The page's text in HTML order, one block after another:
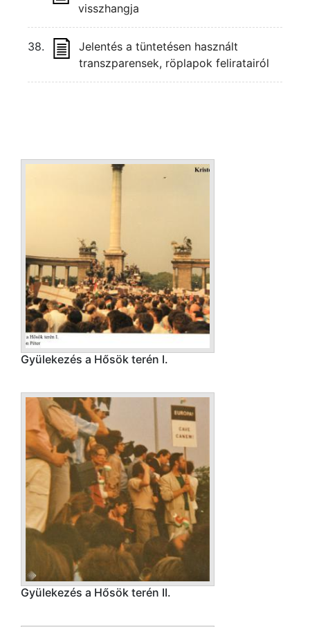
visszhangja
38.
Jelentés a tüntetésen használt
transzparensek, röplapok feliratairól
Gyülekezés a Hősök terén I.
Gyülekezés a Hősök terén II.